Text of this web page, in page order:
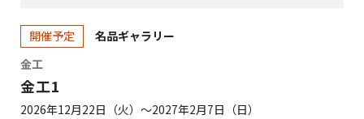
開催予定
名品ギャラリー
金工
金工1
2026年12月22日（火）～2027年2月7日（日）